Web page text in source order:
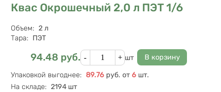
Квас Окрошечный 2,0 л ПЭТ 1/6
Характеристики
Объем: 2 л
Тара: ПЭТ
Цена
94.48 руб.Кол-во шт
Упаковкой выгоднее: 89.76 руб. от 6 шт.
На складе: 2194 шт